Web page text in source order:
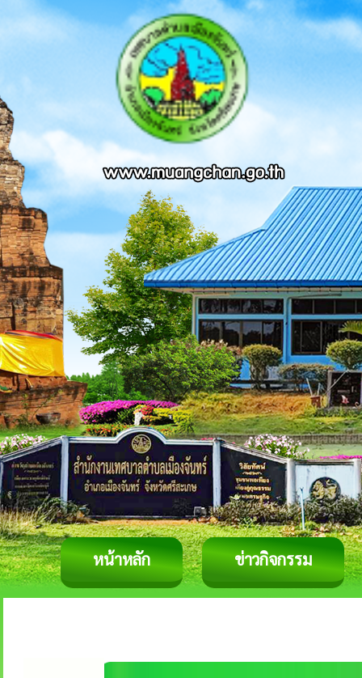
หน้าหลัก ข่าวกิจกรรม